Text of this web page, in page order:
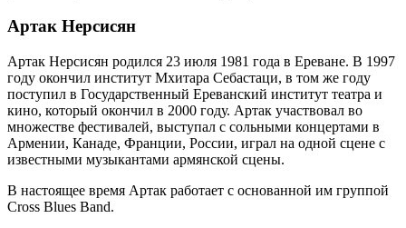
Артак Нерсисян
Артак Нерсисян родился 23 июля 1981 года в Ереване. В 1997
году окончил институт Мхитара Себастаци, в том же году
поступил в Государственный Ереванский институт театра и
кино, который окончил в 2000 году. Артак участвовал во
множестве фестивалей, выступал с сольными концертами в
Армении, Канаде, Франции, России, играл на одной сцене с
известными музыкантами армянской сцены.
В настоящее время Артак работает с основанной им группой
Cross Blues Band.